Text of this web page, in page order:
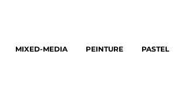
MIXED-MEDIA PEINTURE PASTEL